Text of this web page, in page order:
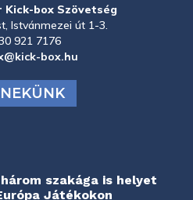
Kick-box Szövetség
Istvánmezei út 1-3.
921 7176
box.hu
szakága is helyet
Játékokon